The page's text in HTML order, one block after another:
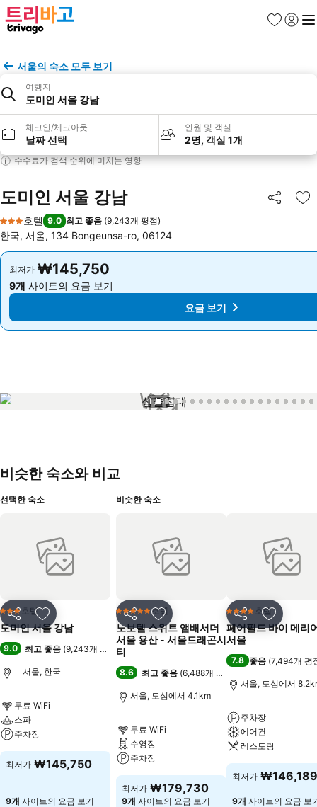
즐겨찾기
로그인
메
서울의 숙소 모두 보기
여행지
도미인 서울 강남
체크인/체크아웃
날짜 선택
인원 및 객실
2명, 객실 1개
수수료가 검색 순위에 미치는 영향
도미인 서울 강남 공유
즐
3 성급
호텔 9.0 최고 좋음 (9,243개 평점)
한국, 서울, 134 Bongeunsa-ro, 06124
최저가 ₩145,750
9개 사이트의 요금 보기
최저가 ₩145,750
9개 사이트의 요금 보기
요금 보기
1 / 52
비슷한 숙소와 비교
선택한 숙소
공유 즐겨찾기에 추가
3 성급호텔
도미인 서울 강남
9.0 최고 좋음 (9,243개 평점)
서울, 한국
무료 WiFi
스파
주차장
최저가 ₩145,750
9개 사이트의 요금 보기
비슷한 숙소
공유 즐겨찾기에 추가
5 성급 호텔
노보텔 스위트 앰배서더
서울 용산 - 서울드래곤시
티
8.6 최고 좋음 (6,488개 평점
서울, 도심에서 4.1km
무료 WiFi
수영장
주차장
최저가 ₩179,730
9개 사이트의 요금 보기
공유 즐겨찾기
4 성급 호텔
페어필드 바이 메리
서울
7.8 좋음 (7,494개 평
서울, 도심에서
주차장
에어컨
레스토랑
최저가 ₩146,189
9개 사이트의 요금 보